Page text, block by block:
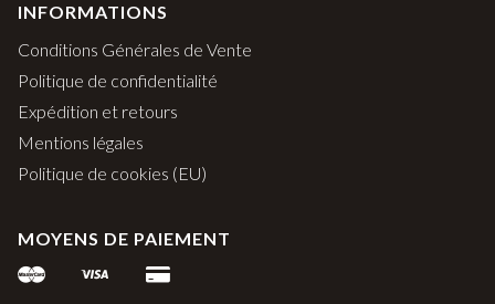
INFORMATIONS
Conditions Générales de Vente
Politique de confidentialité
Expédition et retours
Mentions légales
Politique de cookies (EU)
MOYENS DE PAIEMENT